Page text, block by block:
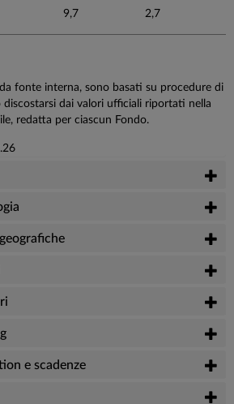
9,7 2,7
fonte interna, sono basati su procedure di
dai valori ufficiali riportati nella
redatta per ciascun Fondo.
e scadenze